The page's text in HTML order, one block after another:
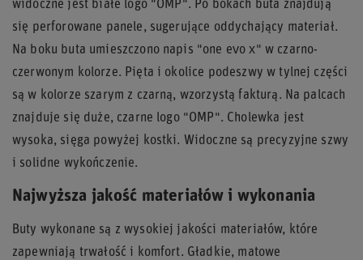
widoczne jest białe logo "OMP". Po bokach buta znajdują
się perforowane panele, sugerujące oddychający materiał.
Na boku buta umieszczono napis "one evo x" w czarno-
czerwonym kolorze. Pięta i okolice podeszwy w tylnej części
są w kolorze szarym z czarną, wzorzystą fakturą. Na palcach
znajduje się duże, czarne logo "OMP". Cholewka jest
wysoka, sięga powyżej kostki. Widoczne są precyzyjne szwy
i solidne wykończenie.
Najwyższa jakość materiałów i wykonania
Buty wykonane są z wysokiej jakości materiałów, które
zapewniają trwałość i komfort. Gładkie, matowe